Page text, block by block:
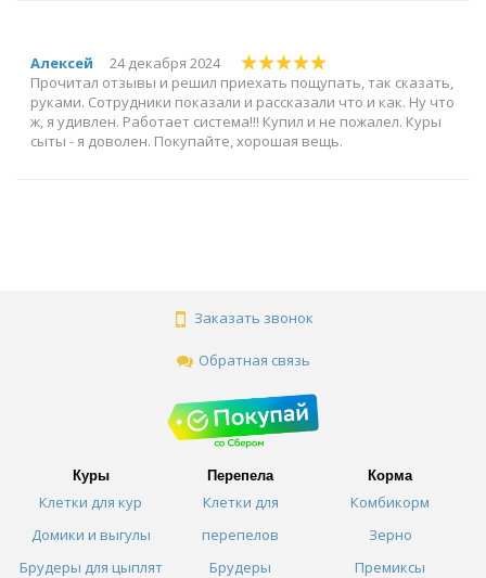
Алексей
24 декабря 2024
Прочитал отзывы и решил приехать пощупать, так сказать,
руками. Сотрудники показали и рассказали что и как. Ну что
ж, я удивлен. Работает система!!! Купил и не пожалел. Куры
сыты - я доволен. Покупайте, хорошая вещь.
Заказать звонок
Обратная связь
Куры
Клетки для кур
Домики и выгулы
Брудеры для цыплят
Перепела
Клетки для
перепелов
Брудеры
Корма
Комбикорм
Зерно
Премиксы